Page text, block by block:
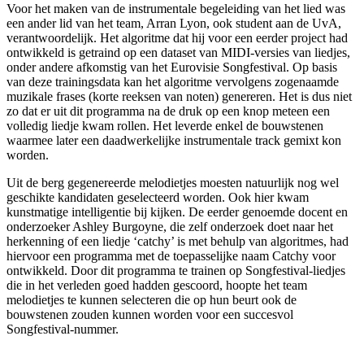
Voor het maken van de instrumentale begeleiding van het lied was
een ander lid van het team, Arran Lyon, ook student aan de UvA,
verantwoordelijk. Het algoritme dat hij voor een eerder project had
ontwikkeld is getraind op een dataset van MIDI-versies van liedjes,
onder andere afkomstig van het Eurovisie Songfestival. Op basis
van deze trainingsdata kan het algoritme vervolgens zogenaamde
muzikale frases (korte reeksen van noten) genereren. Het is dus niet
zo dat er uit dit programma na de druk op een knop meteen een
volledig liedje kwam rollen. Het leverde enkel de bouwstenen
waarmee later een daadwerkelijke instrumentale track gemixt kon
worden.
Uit de berg gegenereerde melodietjes moesten natuurlijk nog wel
geschikte kandidaten geselecteerd worden. Ook hier kwam
kunstmatige intelligentie bij kijken. De eerder genoemde docent en
onderzoeker Ashley Burgoyne, die zelf onderzoek doet naar het
herkenning of een liedje ‘catchy’ is met behulp van algoritmes, had
hiervoor een programma met de toepasselijke naam Catchy voor
ontwikkeld. Door dit programma te trainen op Songfestival-liedjes
die in het verleden goed hadden gescoord, hoopte het team
melodietjes te kunnen selecteren die op hun beurt ook de
bouwstenen zouden kunnen worden voor een succesvol
Songfestival-nummer.